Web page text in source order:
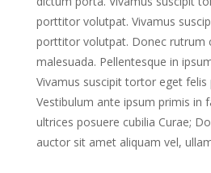
porttitor volutpat. Vivamus
porttitor volutpat. Donec rutrum
malesuada. Pellentesque in
Vivamus suscipit tortor eget
Vestibulum ante ipsum primis in
ultrices posuere cubilia Curae;
auctor sit amet aliquam vel,